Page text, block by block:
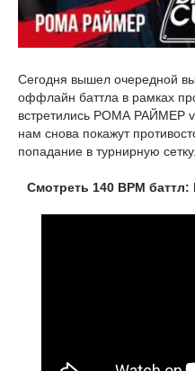
Сегодня вышел очередной
оффлайн баттла в рамках
встретились РОМА РАЙМЕР
нам снова покажут
попадание в турнирную
Смотреть 140 BPM